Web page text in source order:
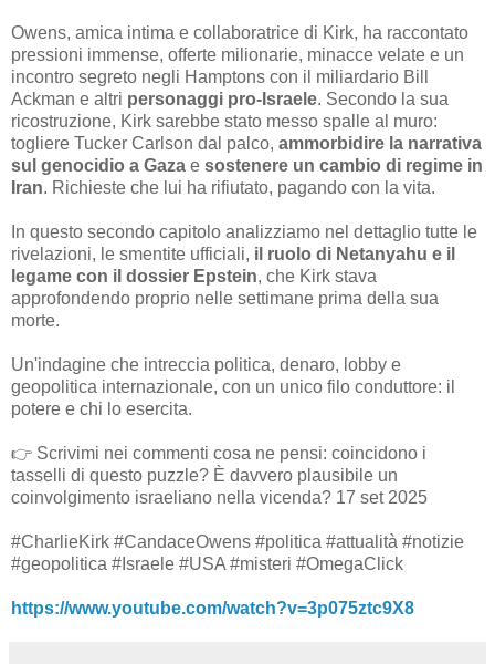
Owens, amica intima e collaboratrice di Kirk, ha raccontato
pressioni immense, offerte milionarie, minacce velate e un
incontro segreto negli Hamptons con il miliardario Bill
Ackman e altri personaggi pro-Israele. Secondo la sua
ricostruzione, Kirk sarebbe stato messo spalle al muro:
togliere Tucker Carlson dal palco, ammorbidire la narrativa
sul genocidio a Gaza e sostenere un cambio di regime in
Iran. Richieste che lui ha rifiutato, pagando con la vita.
In questo secondo capitolo analizziamo nel dettaglio tutte le
rivelazioni, le smentite ufficiali, il ruolo di Netanyahu e il
legame con il dossier Epstein, che Kirk stava
approfondendo proprio nelle settimane prima della sua
morte.
Un'indagine che intreccia politica, denaro, lobby e
geopolitica internazionale, con un unico filo conduttore: il
potere e chi lo esercita.
👉 Scrivimi nei commenti cosa ne pensi: coincidono i
tasselli di questo puzzle? È davvero plausibile un
coinvolgimento israeliano nella vicenda? 17 set 2025
#CharlieKirk #CandaceOwens #politica #attualità #notizie
#geopolitica #Israele #USA #misteri #OmegaClick
https://www.youtube.com/watch?v=3p075ztc9X8